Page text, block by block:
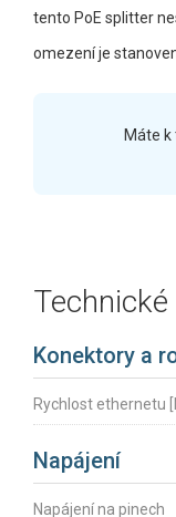
tento PoE splitter
omezení je
Máte
Konektory a
Rychlost ethernetu
Napájení
Napájení na pinech